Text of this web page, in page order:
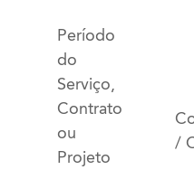
Período
do
Serviço,
Contrato
ou
Projeto
/